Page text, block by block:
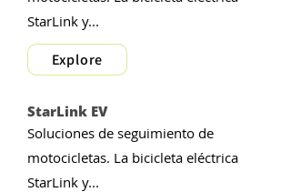
StarLink y...
Explore
StarLink EV
Soluciones de seguimiento de
motocicletas. La bicicleta eléctrica
StarLink y...